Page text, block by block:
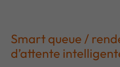
Smart queue /
d’attente